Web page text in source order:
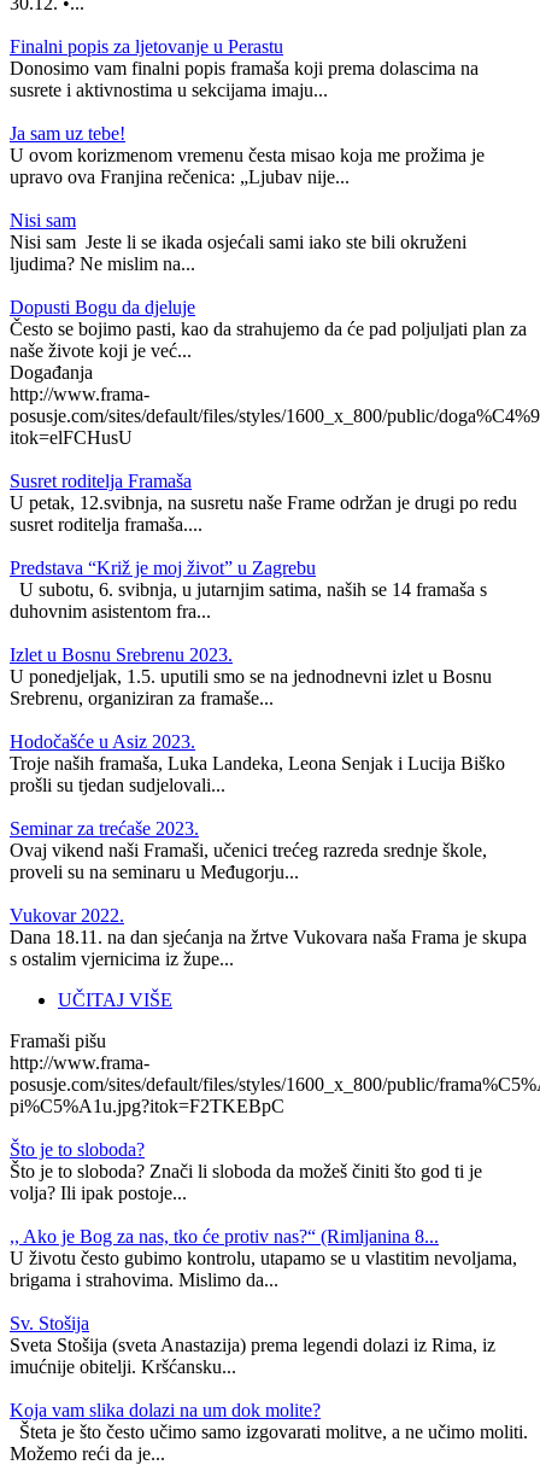
Finalni popis za ljetovanje u Perastu
Donosimo vam finalni popis framaša koji prema dolascima na
susrete i aktivnostima u sekcijama imaju...
Ja sam uz tebe!
U ovom korizmenom vremenu česta misao koja me prožima je
upravo ova Franjina rečenica: „Ljubav nije...
Nisi sam
Nisi sam Jeste li se ikada osjećali sami iako ste bili okruženi
ljudima? Ne mislim na...
Dopusti Bogu da djeluje
Često se bojimo pasti, kao da strahujemo da će pad poljuljati plan za
naše živote koji je već...
Događanja
http://www.frama-
posusje.com/sites/default/files/styles/1600_x_800/public/
itok=elFCHusU
Susret roditelja Framaša
U petak, 12.svibnja, na susretu naše Frame održan je drugi po redu
susret roditelja framaša....
Predstava “Križ je moj život” u Zagrebu
U subotu, 6. svibnja, u jutarnjim satima, naših se 14 framaša s
duhovnim asistentom fra...
Izlet u Bosnu Srebrenu 2023.
U ponedjeljak, 1.5. uputili smo se na jednodnevni izlet u Bosnu
Srebrenu, organiziran za framaše...
Hodočašće u Asiz 2023.
Troje naših framaša, Luka Landeka, Leona Senjak i Lucija Biško
prošli su tjedan sudjelovali...
Seminar za trećaše 2023.
Ovaj vikend naši Framaši, učenici trećeg razreda srednje škole,
proveli su na seminaru u Međugorju...
Vukovar 2022.
Dana 18.11. na dan sjećanja na žrtve Vukovara naša Frama je skupa
s ostalim vjernicima iz župe...
UČITAJ VIŠE
Framaši pišu
http://www.frama-
posusje.com/sites/default/files/styles/1600_x_800/public/
pi%C5%A1u.jpg?itok=F2TKEBpC
Što je to sloboda?
Što je to sloboda? Znači li sloboda da možeš činiti što god ti je
volja? Ili ipak postoje...
,, Ako je Bog za nas, tko će protiv nas?“ (Rimljanina 8...
U životu često gubimo kontrolu, utapamo se u vlastitim nevoljama,
brigama i strahovima. Mislimo da...
Sv. Stošija
Sveta Stošija (sveta Anastazija) prema legendi dolazi iz Rima, iz
imućnije obitelji. Kršćansku...
Koja vam slika dolazi na um dok molite?
Šteta je što često učimo samo izgovarati molitve, a ne učimo moliti.
Možemo reći da je...